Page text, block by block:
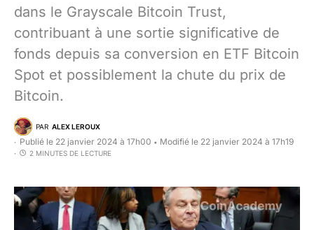
dans le Grayscale Bitcoin Trust,
contribuant à une sortie significative de
fonds depuis sa conversion en ETF Bitcoin
Spot et possiblement la chute du prix de
Bitcoin.
PAR ALEX LEROUX
Publié le 22 janvier 2024 à 17h00 • Modifié le 22 janvier 2024 à 17h19
2 MINUTES DE LECTURE